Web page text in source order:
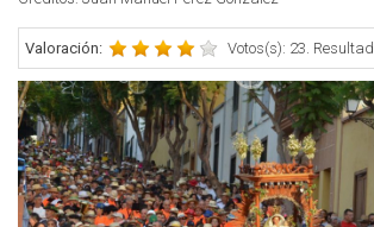
Valoración: Votos(s): 23.